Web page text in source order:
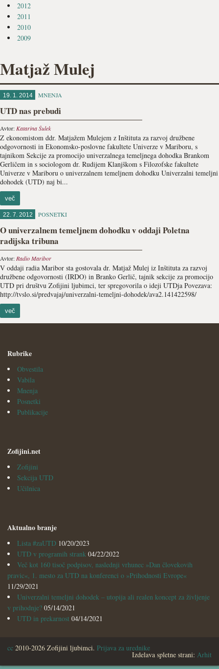
2012
2011
2010
2009
Matjaž Mulej
19. 1. 2014 MNENJA
UTD nas prebudi
Avtor: Katarina Šulek
Z ekonomistom ddr. Matjažem Mulejem z Inštituta za razvoj družbene
odgovornosti in Ekonomsko-poslovne fakultete Univerze v Mariboru, s
tajnikom Sekcije za promocijo univerzalnega temeljnega dohodka Brankom
Gerličem in s sociologom dr. Rudijem Klanjškom s Filozofske fakultete
Univerze v Mariboru o univerzalnem temeljnem dohodku Univerzalni temeljni
dohodek (UTD) naj bi...
več
22. 7. 2012 POSNETKI
O univerzalnem temeljnem dohodku v oddaji Poletna
radijska tribuna
Avtor: Radio Maribor
V oddaji radia Maribor sta gostovala dr. Matjaž Mulej iz Inštituta za razvoj
družbene odgovornosti (IRDO) in Branko Gerlič, tajnik sekcije za promocijo
UTD pri društvu Zofijini ljubimci, ter spregovorila o ideji UTDja Povezava:
http://tvslo.si/predvajaj/univerzalni-temeljni-dohodek/ava2.141422598/
več
Rubrike
Obvestila
Vabila
Mnenja
Posnetki
Publikacije
Zofijini.net
Zofijini
Sekcija UTD
Učilnica
Aktualno branje
Lista #zaUTD 10/20/2023
UTD v programih strank 04/22/2022
Več kot 160 tisoč podpisov, naslednji vrhunec »Dan človekovih
pravic«, 1. mesto za UTD na konferenci o »Prihodnosti Evrope«
11/29/2021
Univerzalni temeljni dohodek – utopija ali realen koncept za življenje
v prihodnje? 05/14/2021
UTD in prekarnost 04/14/2021
cc 2010-2026 Zofijini ljubimci. Prijava za urednike
Izdelava spletne strani: Arhit